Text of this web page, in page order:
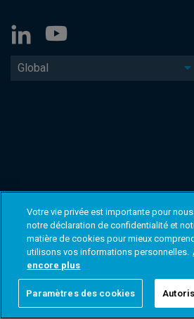
Global
Votre vie privée est importante pour
notre déclaration de confidentialité et
matière de cookies pour mieux
utilisons vos informations personnelles.
encore plus
Paramètres des cookies